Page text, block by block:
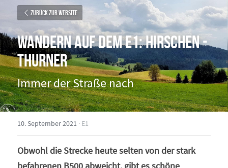
Zurück zur Website
Wandern auf dem E1: Hirschen -
Thurner
Immer der Straße nach
10. September 2021 · E1
Obwohl die Strecke heute selten von der stark